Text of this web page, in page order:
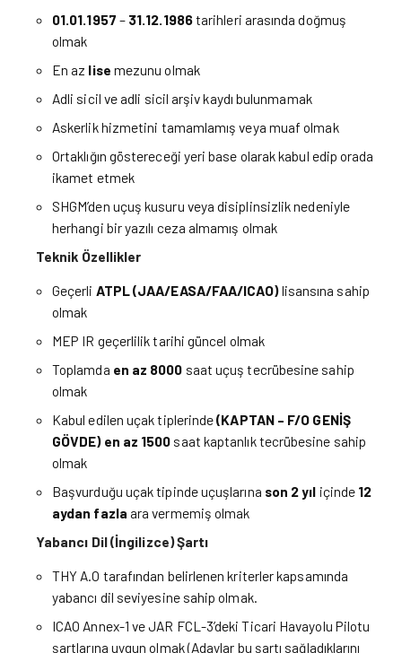
01.01.1957 – 31.12.1986tarihleri arasında doğmuş
olmak
En az lise mezunu olmak
Adli sicil ve adli sicil arşiv kaydı bulunmamak
Askerlik hizmetini tamamlamış veya muaf olmak
Ortaklığın göstereceği yeri base olarak kabul edip orada
ikamet etmek
SHGM’den uçuş kusuru veya disiplinsizlik nedeniyle
herhangi bir yazılı ceza almamış olmak
Teknik Özellikler
Geçerli ATPL (JAA/EASA/FAA/ICAO)lisansına sahip
olmak
MEP IR geçerlilik tarihi güncel olmak
Toplamda en az 8000 saat uçuş tecrübesine sahip
olmak
Kabul edilen uçak tiplerinde(KAPTAN – F/O GENİŞ
GÖVDE) en az 1500 saat kaptanlık tecrübesine sahip
olmak
Başvurduğu uçak tipinde uçuşlarına son 2 yıl içinde 12
aydan fazla ara vermemiş olmak
Yabancı Dil (İngilizce) Şartı
THY A.O tarafından belirlenen kriterler kapsamında
yabancı dil seviyesine sahip olmak.
ICAO Annex-1 ve JAR FCL-3’deki Ticari Havayolu Pilotu
şartlarına uygun olmak (Adaylar bu şartı sağladıklarını